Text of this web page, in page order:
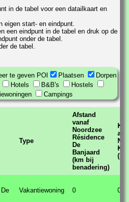
in de tabel voor een datailkaart en
eigen start- en eindpunt.
een eindpunt in de tabel en druk op de
onder de tabel.
de tabel.
te geven POI Plaatsen
Dorpen
Hotels B&B's
Hostels
Campings
Type
Afstand
vanaf
Noordzee
Résidence
De
Banjaard
(km bij
benadering)
Vakantiewoning 0